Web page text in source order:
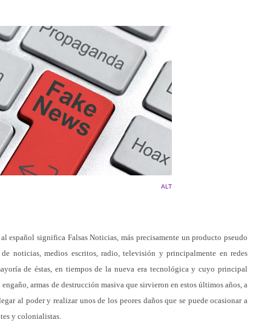
ALT
español significa Falsas Noticias, más precisamente un producto pseudo
noticias, medios escritos, radio, televisión y principalmente en redes
de éstas, en tiempos de la nueva era tecnológica y cuyo principal
armas de destrucción masiva que sirvieron en estos últimos años, a
al poder y realizar unos de los peores daños que se puede ocasionar a
y colonialistas.